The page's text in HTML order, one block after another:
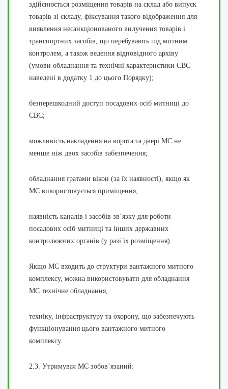
здійснюється розміщення товарів на склад або випуск
товарів зі складу, фіксування такого відображення для
виявлення несанкціонованого вилучення товарів і
транспортних засобів, що перебувають під митним
контролем, а також ведення відповідного архіву
(умови обладнання та технічні характеристики СВС
наведені в додатку 1 до цього Порядку);
безперешкодний доступ посадових осіб митниці до
СВС;
можливість накладення на ворота та двері МС не
менше ніж двох засобів забезпечення;
обладнання ґратами вікон (за їх наявності), якщо як
МС використовується приміщення;
наявність каналів і засобів зв’язку для роботи
посадових осіб митниці та інших державних
контролюючих органів (у разі їх розміщення).
Якщо МС входить до структури вантажного митного
комплексу, можна використовувати для обладнання
МС технічне обладнання,
техніку, інфраструктуру та охорону, що забезпечують
функціонування цього вантажного митного
комплексу.
2.3. Утримувач МС зобов’язаний: